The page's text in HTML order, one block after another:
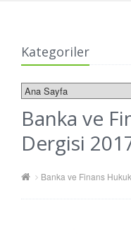
Kategoriler
Banka ve
Dergisi
Banka ve Finans